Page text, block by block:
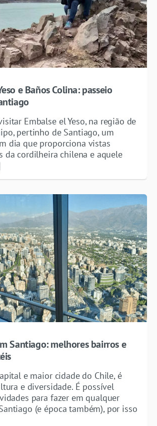
e Baños Colina: passeio
Embalse el Yeso, na região de
pertinho de Santiago, um
dia que proporciona vistas
da cordilheira chilena e aquele
Santiago: melhores bairros e
e maior cidade do Chile, é
e diversidade. É possível
para fazer em qualquer
(e época também), por isso